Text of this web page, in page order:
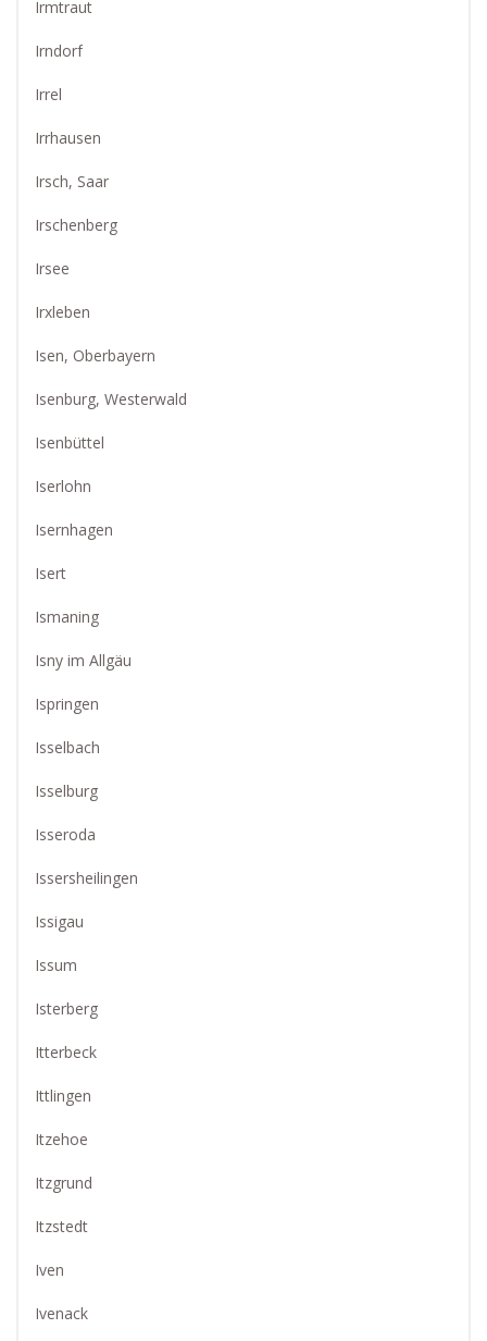
Irmtraut
Irndorf
Irrel
Irrhausen
Irsch, Saar
Irschenberg
Irsee
Irxleben
Isen, Oberbayern
Isenburg, Westerwald
Isenbüttel
Iserlohn
Isernhagen
Isert
Ismaning
Isny im Allgäu
Ispringen
Isselbach
Isselburg
Isseroda
Issersheilingen
Issigau
Issum
Isterberg
Itterbeck
Ittlingen
Itzehoe
Itzgrund
Itzstedt
Iven
Ivenack